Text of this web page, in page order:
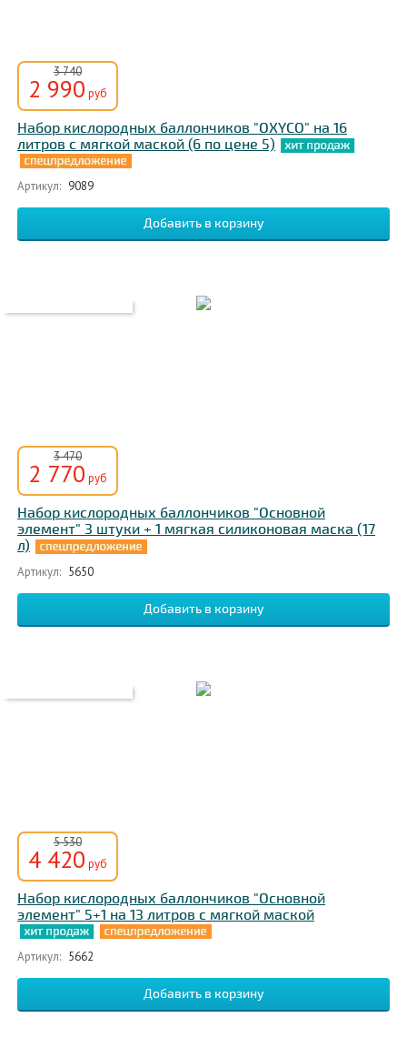
3 740
2 990 руб
Набор кислородных баллончиков "OXYCO" на 16
литров с мягкой маской (6 по цене 5)
Артикул: 9089
3 470
2 770 руб
Набор кислородных баллончиков "Основной
элемент" 3 штуки + 1 мягкая силиконовая маска (17
л)
Артикул: 5650
5 530
4 420 руб
Набор кислородных баллончиков "Основной
элемент" 5+1 на 13 литров с мягкой маской
Артикул: 5662